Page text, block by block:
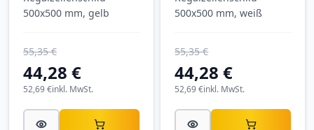
500x500 mm, gelb
44,28 €
55,35 €
inkl. MwSt.
52,69 €
500x500 mm, weiß
44,28 €
55,35 €
inkl. MwSt.
52,69 €